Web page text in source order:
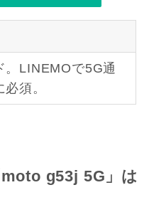
。LINEMOで5G通
須。
g53j 5G」は